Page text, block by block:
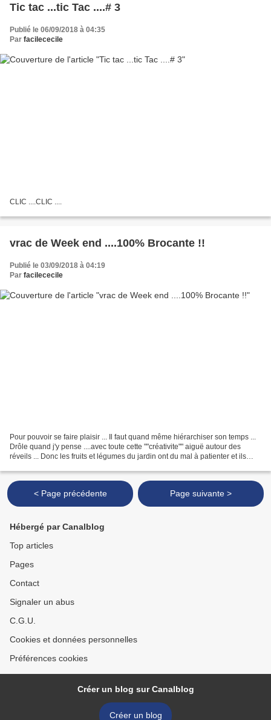
Tic tac ...tic Tac ....# 3
Publié le 06/09/2018 à 04:35
Par facilececile
CLIC ....CLIC ....
vrac de Week end ....100% Brocante !!
Publié le 03/09/2018 à 04:19
Par facilececile
Pour pouvoir se faire plaisir ... Il faut quand même hiérarchiser son temps ...
Drôle quand j'y pense ....avec toute cette ""créativite"" aiguë autour des
réveils ... Donc les fruits et légumes du jardin ont du mal à patienter et ils
< Page précédente Page suivante >
Hébergé par Canalblog
Top articles
Pages
Contact
Signaler un abus
C.G.U.
Cookies et données personnelles
Préférences cookies
Créer un blog sur Canalblog
Créer un blog